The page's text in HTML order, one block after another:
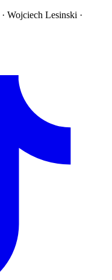
· Wojciech Lesinski ·